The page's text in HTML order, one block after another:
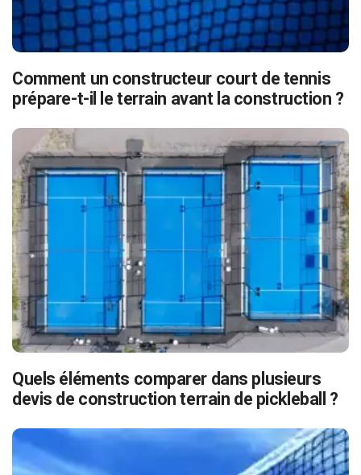
Comment un constructeur court de tennis
prépare-t-il le terrain avant la construction ?
Quels éléments comparer dans plusieurs
devis de construction terrain de pickleball ?